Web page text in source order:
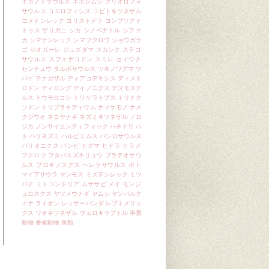
ギガノトサウルス ギボシムシ クリオロフォ
サウルス
コエロフィシス
コビトキツネザル
コメテンレック
コリストデラ
コンプソグナ
トゥス ザリガニ シカ シノベナトル シファ
カ シマテンレック シマフクロウ ショウガラ
ゴ ジオガーレ ジュズダマ スカンク
ステゴ
サウルス
スフェナコドン スミレ セイウチ
センチュウ タルボサウルス ツキノワグマ ツ
パイ テナガザル ディアコデキシス ディメト
ロドン ディロング デイノニクス デスモスチ
ルス
トウモロコシ トリケラトプス
トリナク
ソドン
トリブラキディウム ナマケモノ ナメ
クジウオ ネコヤナギ ネズミキツネザル
ノロ
ジカ
ノンサイエンティフィック ハチドリ ハ
ト ハリネズミ ハルピミムス バシロサウルス
バリオニクス バンビ ヒグマ ヒドラ
ヒラメ
フクロウ フタバスズキリュウ プラテオサウ
ルス
プロキノスクス ヘレラサウルス
ポト
マイアサウラ マンモス ミズテンレック
ミツ
バチ
ミトコンドリア ムササビ メイ
モンジ
ュロスクス ヤツメウナギ ヤムシ ヤンバルク
イナ ライオン レッサーパンダ レプトメリッ
クス ワオキツネザル ヴェロキラプトル 半索
動物 脊索動物 魚類